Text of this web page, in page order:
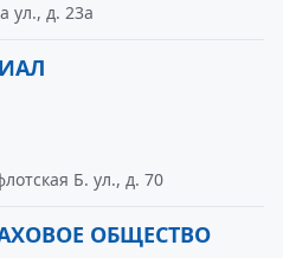
ул., д. 23а
Б. ул., д. 70
ОБЩЕСТВО